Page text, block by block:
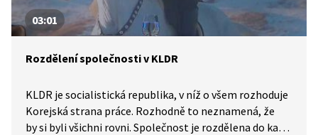
03:01
Rozdělení společnosti v KLDR
KLDR je socialistická republika, v níž o všem rozhoduje
Korejská strana práce. Rozhodně to neznamená, že
by si byli všichni rovni. Společnost je rozdělena do kast,